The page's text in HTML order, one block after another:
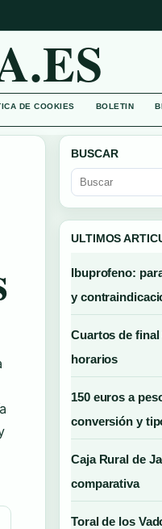
DE COOKIES BOLETIN
BUSCAR
ULTIMOS
Ibuprofeno:
y
Cuartos de final
horarios
150 euros a
conversión y
Caja Rural de
comparativa
Toral de los